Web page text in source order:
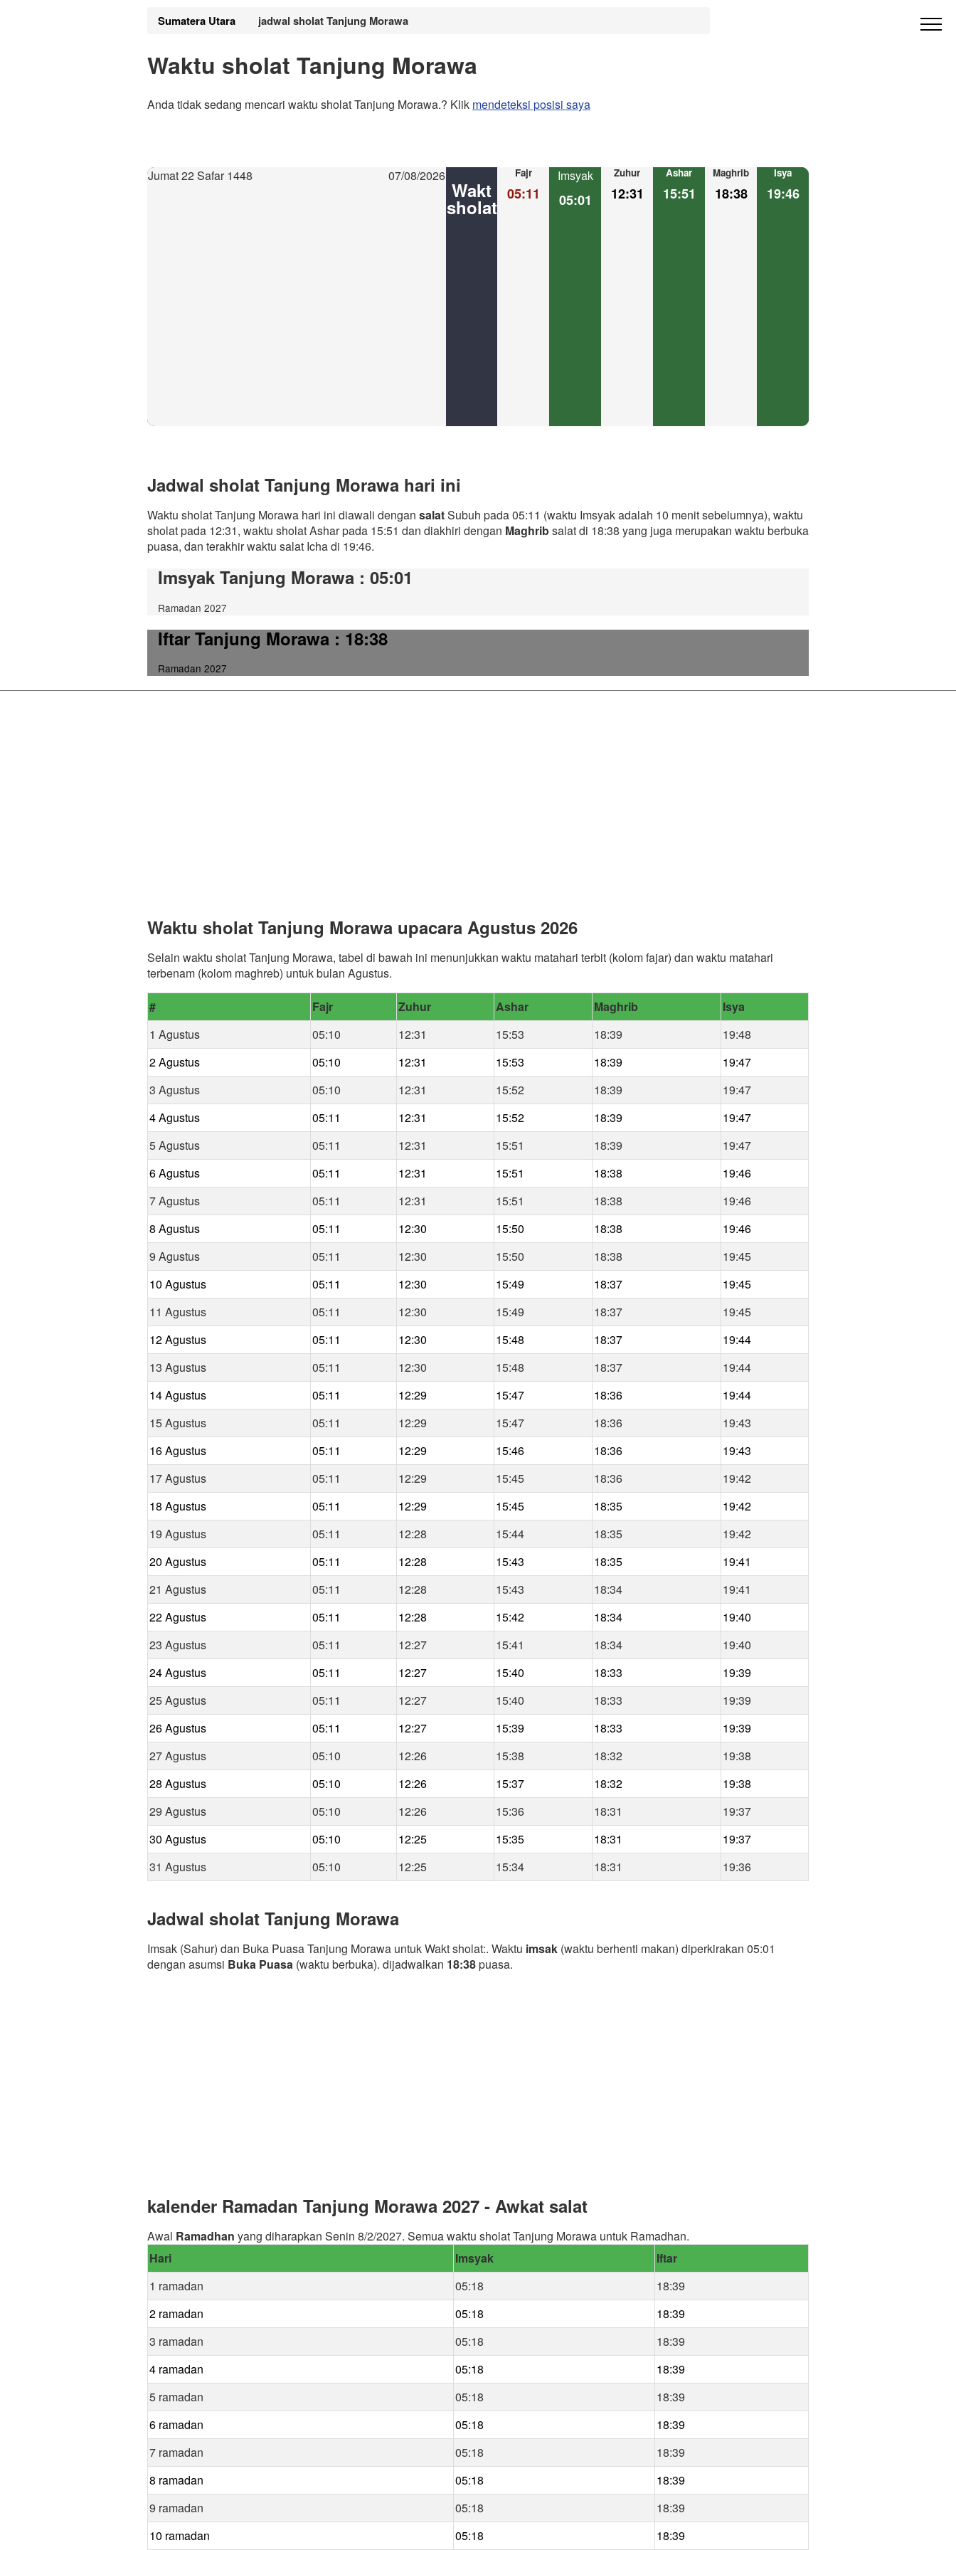
Sumatera Utara jadwal sholat Tanjung Morawa
Waktu sholat Tanjung Morawa
Anda tidak sedang mencari waktu sholat Tanjung Morawa.? Klik mendeteksi posisi saya
Jumat 22 Safar 1448 07/08/2026
Wakt
sholat
Fajr
05:11
Imsyak
05:01
Zuhur
12:31
Ashar
15:51
Maghrib
18:38
Isya
19:46
Jadwal sholat Tanjung Morawa hari ini
Waktu sholat Tanjung Morawa hari ini diawali dengan salatSubuh pada 05:11 (waktu Imsyak adalah 10 menit sebelumnya), waktu
sholat pada 12:31, waktu sholat Ashar pada 15:51 dan diakhiri dengan Maghribsalat di 18:38 yang juga merupakan waktu berbuka
puasa, dan terakhir waktu salat Icha di 19:46.
Imsyak Tanjung Morawa : 05:01
Ramadan 2027
Iftar Tanjung Morawa: 18:38
Ramadan 2027
Waktu sholat Tanjung Morawa upacara Agustus 2026
Selain waktu sholat Tanjung Morawa, tabel di bawah ini menunjukkan waktu matahari terbit (kolom fajar) dan waktu matahari
terbenam (kolom maghreb) untuk bulan Agustus.
# Fajr Zuhur Ashar Maghrib
Isya
1 Agustus
05:10 12:31 15:53 18:39
19:48
2 Agustus
05:10 12:31 15:53 18:39
19:47
3 Agustus
05:10 12:31 15:52 18:39
19:47
4 Agustus
05:11 12:31 15:52 18:39
19:47
5 Agustus
05:11 12:31 15:51 18:39
19:47
6 Agustus
05:11 12:31 15:51 18:38
19:46
7 Agustus
05:11 12:31 15:51 18:38
19:46
8 Agustus
05:11 12:30 15:50 18:38
19:46
9 Agustus
05:11 12:30 15:50 18:38
19:45
10 Agustus
05:11 12:30 15:49 18:37
19:45
11 Agustus
05:11 12:30 15:49 18:37
19:45
12 Agustus
05:11 12:30 15:48 18:37
19:44
13 Agustus
05:11 12:30 15:48 18:37
19:44
14 Agustus
05:11 12:29 15:47 18:36
19:44
15 Agustus
05:11 12:29 15:47 18:36
19:43
16 Agustus
05:11 12:29 15:46 18:36
19:43
17 Agustus
05:11 12:29 15:45 18:36
19:42
18 Agustus
05:11 12:29 15:45 18:35
19:42
19 Agustus
05:11 12:28 15:44 18:35
19:42
20 Agustus
05:11 12:28 15:43 18:35
19:41
21 Agustus
05:11 12:28 15:43 18:34
19:41
22 Agustus
05:11 12:28 15:42 18:34
19:40
23 Agustus
05:11 12:27 15:41 18:34
19:40
24 Agustus
05:11 12:27 15:40 18:33
19:39
25 Agustus
05:11 12:27 15:40 18:33
19:39
26 Agustus
05:11 12:27 15:39 18:33
19:39
27 Agustus
05:10 12:26 15:38 18:32
19:38
28 Agustus
05:10 12:26 15:37 18:32
19:38
29 Agustus
05:10 12:26 15:36 18:31
19:37
30 Agustus
05:10 12:25 15:35 18:31
19:37
31 Agustus
05:10 12:25 15:34 18:31 19:36
Jadwal sholat Tanjung Morawa
Imsak (Sahur) dan Buka Puasa Tanjung Morawa untuk Wakt sholat:. Waktu imsak (waktu berhenti makan) diperkirakan 05:01
dengan asumsi Buka Puasa (waktu berbuka). dijadwalkan 18:38puasa.
kalender Ramadan Tanjung Morawa 2027 - Awkat salat
Awal Ramadhan yang diharapkan Senin 8/2/2027. Semua waktu sholat Tanjung Morawa untuk Ramadhan.
Hari
Imsyak
Iftar
1 ramadan
05:18
18:39
2 ramadan
05:18
18:39
3 ramadan
05:18
18:39
4 ramadan
05:18
18:39
5 ramadan
05:18
18:39
6 ramadan
05:18
18:39
7 ramadan
05:18
18:39
8 ramadan
05:18
18:39
9 ramadan
05:18
18:39
10 ramadan
05:18 18:39